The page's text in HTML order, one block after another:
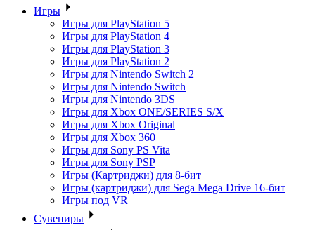
Игры
Игры для PlayStation 5
Игры для PlayStation 4
Игры для PlayStation 3
Игры для PlayStation 2
Игры для Nintendo Switch 2
Игры для Nintendo Switch
Игры для Nintendo 3DS
Игры для Xbox ONE/SERIES S/X
Игры для Xbox Original
Игры для Xbox 360
Игры для Sony PS Vita
Игры для Sony PSP
Игры (Картриджи) для 8-бит
Игры (картриджи) для Sega Mega Drive 16-бит
Игры под VR
Сувениры